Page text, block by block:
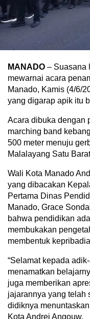
MANADO – Suasana
mewarnai acara
Manado, Kamis (4/6/
yang digarap apik itu
Acara dibuka dengan
marching band
500 meter menuju
Malalayang Satu
Wali Kota Manado
yang dibacakan
Pertama Dinas
Manado, Grace
bahwa pendidikan
membukakan
membentuk
“Selamat kepada
menamatkan
juga memberikan
jajarannya yang telah
didiknya
Kota Andrei Angouw.